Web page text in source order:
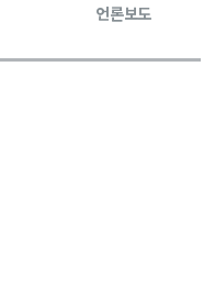
언론보도